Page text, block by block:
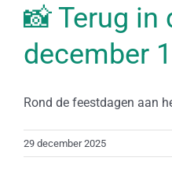
📸 Terug in
december
Rond de feestdagen aan
29 december 2025